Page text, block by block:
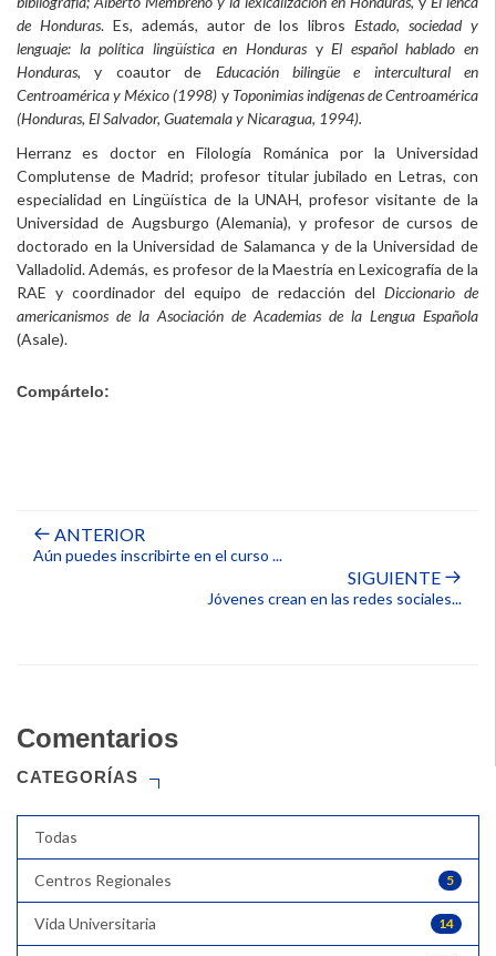
de Honduras. Es, además, autor de los librosEstado, sociedad y
lenguaje: la política lingüística en Honduras yEl español hablado en
Honduras, y coautor de Educación bilingüe e intercultural en
Centroamérica y México (1998) y Toponimias indígenas de Centroamérica
(Honduras, El Salvador, Guatemala y Nicaragua, 1994).
Herranz es doctor en Filología Románica por la Universidad
Complutense de Madrid; profesor titular jubilado en Letras, con
especialidad en Lingüística de la UNAH, profesor visitante de la
Universidad de Augsburgo (Alemania), y profesor de cursos de
doctorado en la Universidad de Salamanca y de la Universidad de
Valladolid. Además, es profesor de la Maestría en Lexicografía de la
RAE y coordinador del equipo de redacción del Diccionario de
americanismos de la Asociación de Academias de la Lengua Española
(Asale).
Compártelo:
ANTERIOR
Aún puedes inscribirte en el curso ...
SIGUIENTE
Jóvenes crean en las redes sociales...
Comentarios
CATEGORÍAS
Todas
5
Centros Regionales
14
Vida Universitaria